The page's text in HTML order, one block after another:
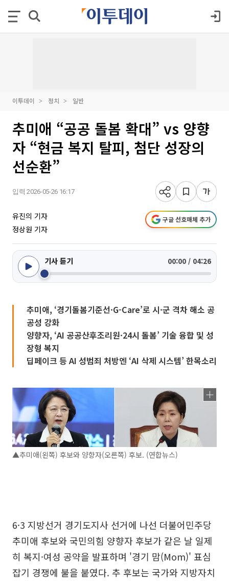
이투데이 정치 일반
추미애 “공공 돌봄 확대” vs 양향
자 “현금 복지 탈피, 첨단 성장의
선순환”
입력 2026-05-26 16:17
유진의 기자
정상원 기자
구글 선호매체 추가
기사 듣기 00:00 / 04:26
추미애, ‘경기돌봄기준선·G-Care’로 시·군 격차 해소 공
공성 강화
양향자, ‘AI 공공산후조리원·24시 돌봄’ 기술 융합 및 성
장형 복지
딥페이크 등 AI 성범죄 처방엔 ‘AI 삭제 시스템’ 한목소리
▲추미애(왼쪽) 후보와 양향자(오른쪽) 후보. (연합뉴스)
6·3 지방선거 경기도지사 선거에 나선 더불어민주당
추미애 후보와 국민의힘 양향자 후보가 같은 날 일제
히 복지·여성 공약을 발표하며 '경기 맘(Mom)' 표심
잡기 경쟁에 불을 붙였다. 추 후보는 국가와 지방자치